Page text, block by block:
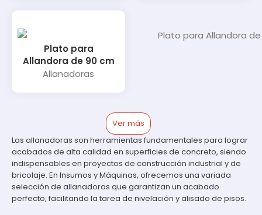
Plato para
Allandora de 90 cm
Allanadoras
Ver más
Las allanadoras son herramientas fundamentales para lograr
acabados de alta calidad en superficies de concreto, siendo
indispensables en proyectos de construcción industrial y de
bricolaje. En Insumos y Máquinas, ofrecemos una variada
selección de allanadoras que garantizan un acabado
perfecto, facilitando la tarea de nivelación y alisado de pisos.